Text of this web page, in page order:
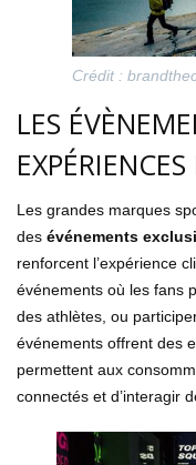
Crédit :
LES
Les grandes marques
des événements
renforcent l’expérience
événements où les fans
des athlètes, ou
événements offrent des
permettent aux
connectés et d’interagir